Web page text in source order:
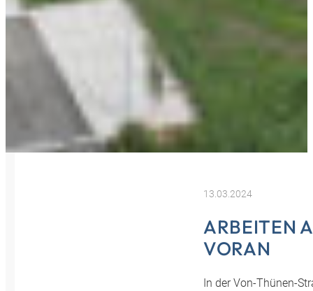
13.03.2024
ARBEITEN
VORAN
In der Von-Thünen-